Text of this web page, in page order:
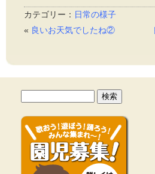
カテゴリー： 日常の様子
« 良いお天気でしたね②